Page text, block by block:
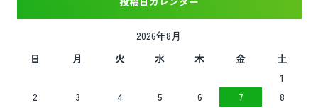
2026年8月
日
月 火 水 木 金 土
1
2
3 4 5 6 7
8